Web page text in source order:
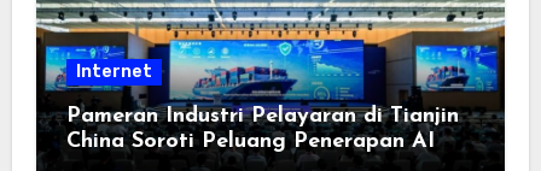
Internet
Pameran Industri Pelayaran di Tianjin
China Soroti Peluang Penerapan AI